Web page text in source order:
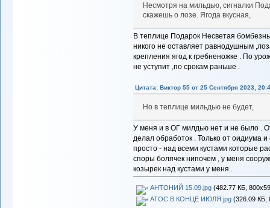
Несмотря на мильдью, сигналки
скажешь о лозе. Ягода вкусная,
В теплице Подарок Несветая
никого не оставляет равнодушным
крепления ягод к гребненожке . По
не уступит ,по срокам раньше .
Цитата: Виктор 55 от 25 Сентября 2023,
Но в теплице мильдью не будет,
У меня и в ОГ милдью нет и не было .
делал обработок . Только от оидиума
просто - над всеми кустами которые
споры болячек нипочем , у меня
козырек над кустами у меня .
АНТОНИЙ 15.09.jpg(482.77 КБ,
АТОС В КОНЦЕ ИЮЛЯ.jpg(326.09 КБ,